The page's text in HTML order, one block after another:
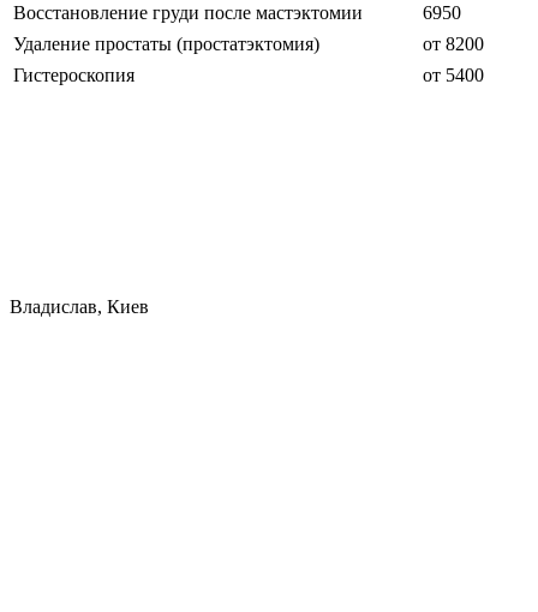
Восстановление груди после мастэктомии
6950
Удаление простаты (простатэктомия)
от 8200
Гистероскопия
от 5400
Владислав, Киев